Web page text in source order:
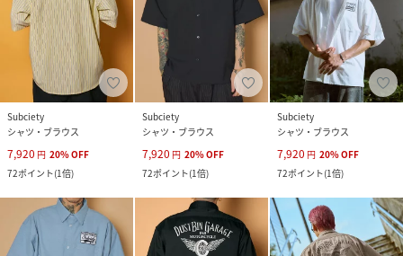
Subciety
シャツ・ブラウス
7,920 円 20%OFF
72ポイント(1倍)
Subciety
シャツ・ブラウス
7,920 円 20%OFF
72ポイント(1倍)
Subciety
シャツ・ブラウス
7,920 円 20%OFF
72ポイント(1倍)